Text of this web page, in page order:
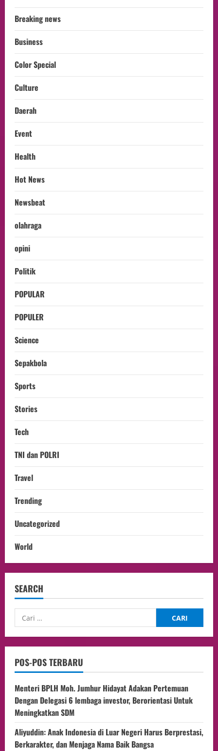
Breaking news
Business
Color Special
Culture
Daerah
Event
Health
Hot News
Newsbeat
olahraga
opini
Politik
POPULAR
POPULER
Science
Sepakbola
Sports
Stories
Tech
TNI dan POLRI
Travel
Trending
Uncategorized
World
SEARCH
POS-POS TERBARU
Menteri BPLH Moh. Jumhur Hidayat Adakan Pertemuan
Dengan Delegasi 6 lembaga investor, Berorientasi Untuk
Meningkatkan SDM
Aliyuddin: Anak Indonesia di Luar Negeri Harus Berprestasi,
Berkarakter, dan Menjaga Nama Baik Bangsa